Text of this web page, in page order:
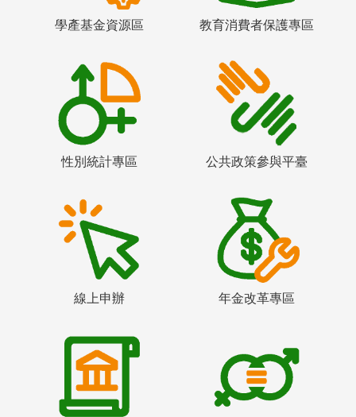
學產基金資源區 教育消費者保護專區
性別統計專區 公共政策參與平臺
線上申辦 年金改革專區